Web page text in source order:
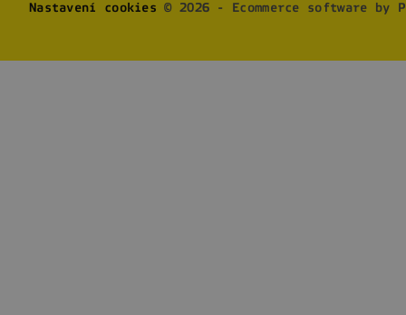
Nastavení cookies © 2026 - Ecommerce software by